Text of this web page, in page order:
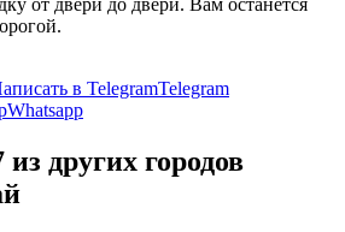
от двери до двери. Вам останется
Telegram
Whatsapp
других городов